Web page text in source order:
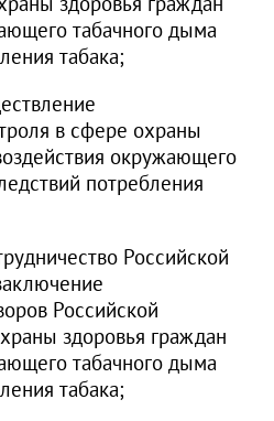
табачного дыма
табака;
в сфере охраны
окружающего
потребления
Российской
Российской
здоровья граждан
табачного дыма
табака;